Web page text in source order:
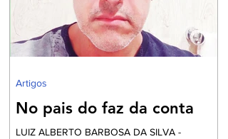
periféricas que vivem assoladas pela violência
e ineficiente assistência à saúde, frequente
falta de água e sob péssim
No pais do faz da conta
LUIZ ALBERTO BARBOSA DA SILVA -
Artigos